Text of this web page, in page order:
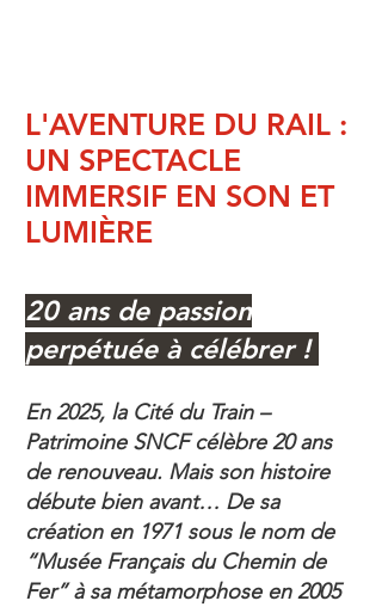
L'AVENTURE DU RAIL :
UN SPECTACLE
IMMERSIF EN SON ET
LUMIÈRE
20 ans de passion
perpétuée à célébrer !
En 2025, la Cité du Train –
Patrimoine SNCF célèbre 20 ans
de renouveau. Mais son histoire
débute bien avant… De sa
création en 1971 sous le nom de
“Musée Français du Chemin de
Fer” à sa métamorphose en 2005